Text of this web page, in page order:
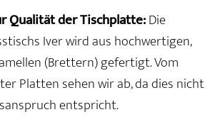
Qualität der Tischplatte:Die
Iver wird aus hochwertigen,
(Brettern) gefertigt. Vom
Platten sehen wir ab, da dies nicht
entspricht.